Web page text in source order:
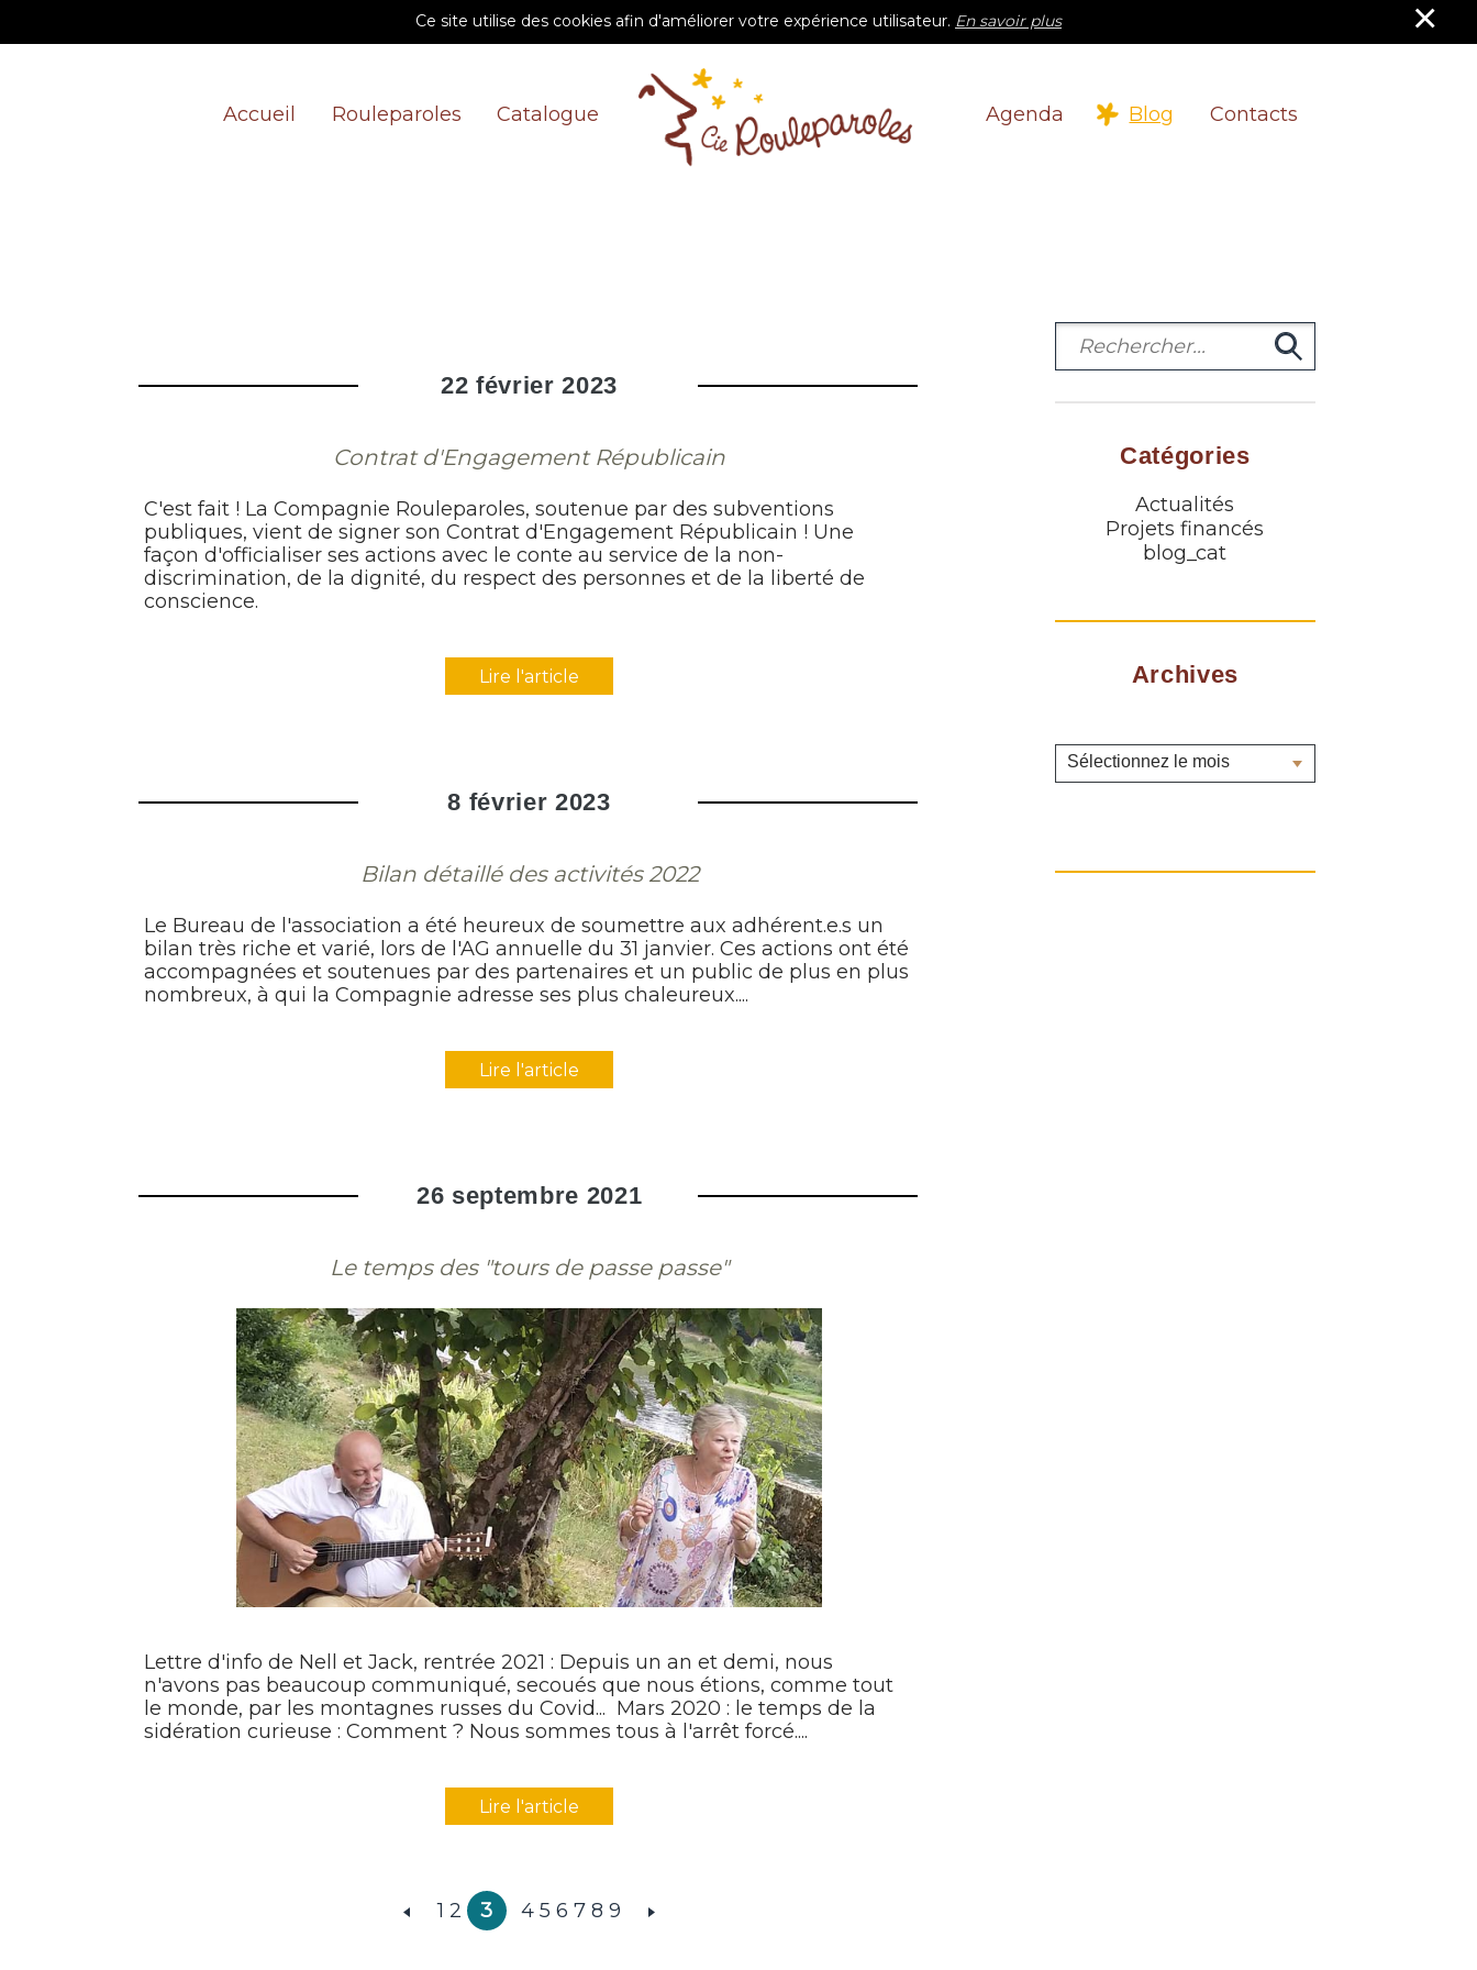
Ce site utilise des cookies afin d'améliorer votre expérience utilisateur. En savoir plus ×
Accueil Rouleparoles Catalogue Agenda Blog Contacts
22 février 2023
Contrat d'Engagement Républicain
C'est fait ! La Compagnie Rouleparoles, soutenue par des subventions
publiques, vient de signer son Contrat d'Engagement Républicain ! Une
façon d'officialiser ses actions avec le conte au service de la non-
discrimination, de la dignité, du respect des personnes et de la liberté de
conscience.
Lire l'article
8 février 2023
Bilan détaillé des activités 2022
Le Bureau de l'association a été heureux de soumettre aux adhérent.e.s un
bilan très riche et varié, lors de l'AG annuelle du 31 janvier. Ces actions ont été
accompagnées et soutenues par des partenaires et un public de plus en plus
nombreux, à qui la Compagnie adresse ses plus chaleureux....
Lire l'article
26 septembre 2021
Le temps des "tours de passe passe"
Lettre d'info de Nell et Jack, rentrée 2021 : Depuis un an et demi, nous
n'avons pas beaucoup communiqué, secoués que nous étions, comme tout
le monde, par les montagnes russes du Covid... Mars 2020 : le temps de la
sidération curieuse : Comment ? Nous sommes tous à l'arrêt forcé....
Lire l'article
1 2 3 4 5 6 7 8 9
Catégories
Actualités
Projets financés
blog_cat
Archives